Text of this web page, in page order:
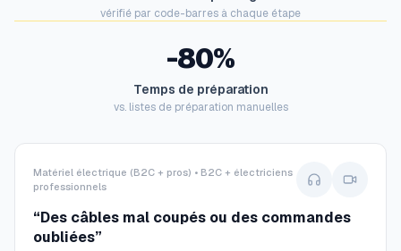
vérifié par code-barres à chaque étape
-80%
Temps de préparation
vs. listes de préparation manuelles
Matériel électrique (B2C + pros) • B2C + électriciens
professionnels
“Des câbles mal coupés ou des commandes
oubliées”